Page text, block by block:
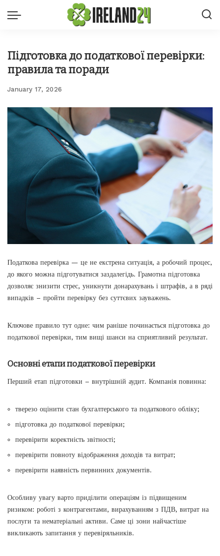
Підготовка до податкової перевірки:
правила та поради
January 17, 2026
Податкова перевірка — це не екстрена ситуація, а робочий процес,
до якого можна підготуватися заздалегідь. Грамотна підготовка
дозволяє знизити стрес, уникнути донарахувань і штрафів, а в ряді
випадків – пройти перевірку без суттєвих зауважень.
Ключове правило тут одне: чим раніше починається підготовка до
податкової перевірки, тим вищі шанси на сприятливий результат.
Основні етапи податкової перевірки
Перший етап підготовки – внутрішній аудит. Компанія повинна:
тверезо оцінити стан бухгалтерського та податкового обліку;
підготовка до податкової перевірки;
перевірити коректність звітності;
перевірити повноту відображення доходів та витрат;
перевірити наявність первинних документів.
Особливу увагу варто приділити операціям із підвищеним
ризиком: роботі з контрагентами, вирахуванням з ПДВ, витрат на
послуги та нематеріальні активи. Саме ці зони найчастіше
викликають запитання у перевіряльників.